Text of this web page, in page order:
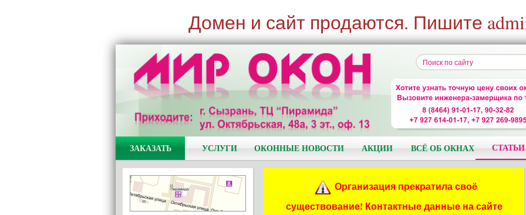
Домен и сайт продаются. Пишите
ЗАКАЗАТЬ УСЛУГИ ОКОННЫЕ НОВОСТИ АКЦИИ ВСЁ ОБ ОКНАХ СТАТЬИ
Организация прекратила своё
существование! Контактные данные на сайте